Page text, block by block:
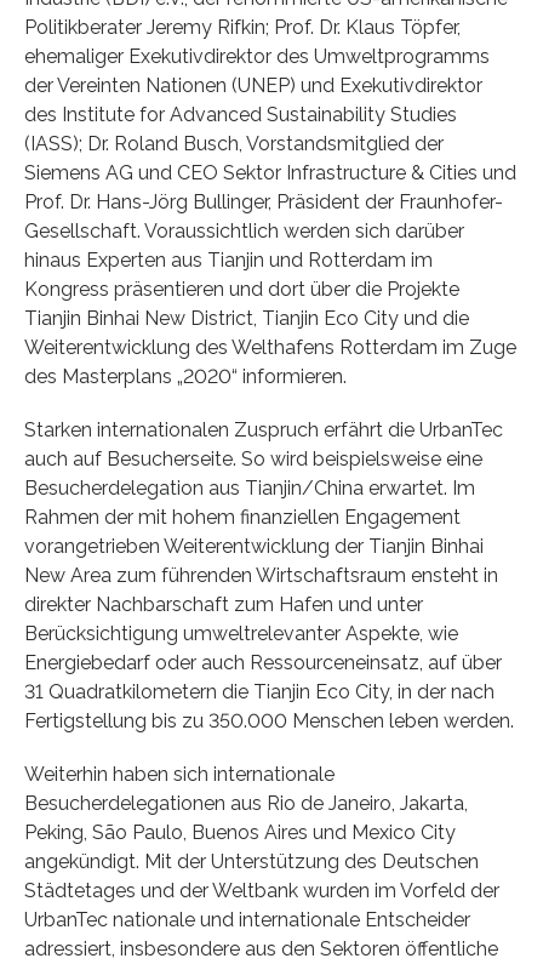
Politikberater Jeremy Rifkin; Prof. Dr. Klaus Töpfer,
ehemaliger Exekutivdirektor des Umweltprogramms
der Vereinten Nationen (UNEP) und Exekutivdirektor
des Institute for Advanced Sustainability Studies
(IASS); Dr. Roland Busch, Vorstandsmitglied der
Siemens AG und CEO Sektor Infrastructure & Cities und
Prof. Dr. Hans-Jörg Bullinger, Präsident der Fraunhofer-
Gesellschaft. Voraussichtlich werden sich darüber
hinaus Experten aus Tianjin und Rotterdam im
Kongress präsentieren und dort über die Projekte
Tianjin Binhai New District, Tianjin Eco City und die
Weiterentwicklung des Welthafens Rotterdam im Zuge
des Masterplans „2020“ informieren.
Starken internationalen Zuspruch erfährt die UrbanTec
auch auf Besucherseite. So wird beispielsweise eine
Besucherdelegation aus Tianjin/China erwartet. Im
Rahmen der mit hohem finanziellen Engagement
vorangetrieben Weiterentwicklung der Tianjin Binhai
New Area zum führenden Wirtschaftsraum ensteht in
direkter Nachbarschaft zum Hafen und unter
Berücksichtigung umweltrelevanter Aspekte, wie
Energiebedarf oder auch Ressourceneinsatz, auf über
31 Quadratkilometern die Tianjin Eco City, in der nach
Fertigstellung bis zu 350.000 Menschen leben werden.
Weiterhin haben sich internationale
Besucherdelegationen aus Rio de Janeiro, Jakarta,
Peking, São Paulo, Buenos Aires und Mexico City
angekündigt. Mit der Unterstützung des Deutschen
Städtetages und der Weltbank wurden im Vorfeld der
UrbanTec nationale und internationale Entscheider
adressiert, insbesondere aus den Sektoren öffentliche